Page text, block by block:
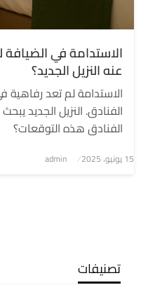
الاستدامة في
عنه النزيل الجديد؟
الفنادق. النزيل الجديد
الفنادق هذه التوقعات؟
نُشر
15 يونيو، 2025 admin
تصنيفات